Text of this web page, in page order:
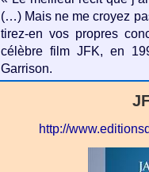
(…) Mais ne me croyez
tirez-en vos propres
célèbre film JFK, en
Garrison.
http://